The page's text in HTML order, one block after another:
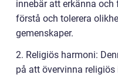
innebär att erkänna
förstå och tolerera
gemenskaper.
2. Religiös harmoni:
på att övervinna